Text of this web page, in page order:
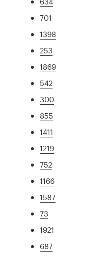
701
1398
253
1869
542
300
855
1411
1219
752
1166
1587
73
1921
687